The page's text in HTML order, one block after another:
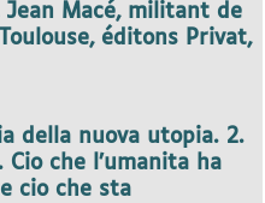
Macé, militant de
éditons Privat,
della nuova utopia. 2.
che l’umanita ha
cio che sta